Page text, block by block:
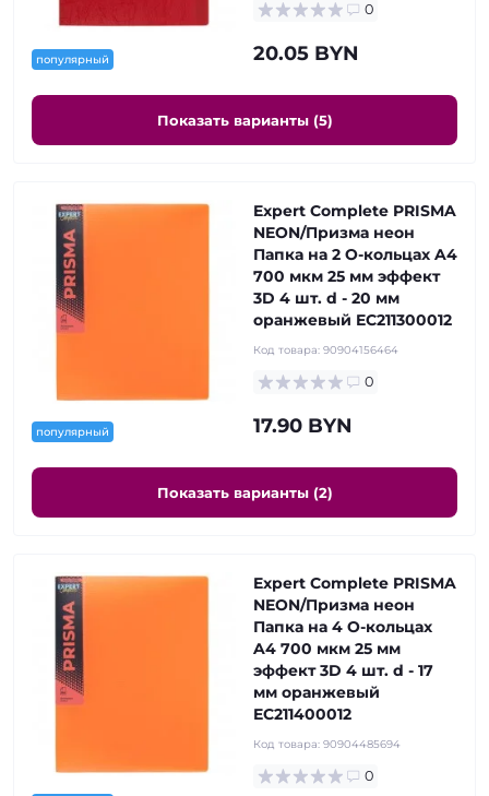
популярный
0
20.05 BYN
Показать варианты (5)
популярный
Expert Complete PRISMA
NEON/Призма неон
Папка на 2 О-кольцах A4
700 мкм 25 мм эффект
3D 4 шт. d - 20 мм
оранжевый EC211300012
Код товара: 90904156464
0
17.90 BYN
Показать варианты (2)
Expert Complete PRISMA
NEON/Призма неон
Папка на 4 О-кольцах
A4 700 мкм 25 мм
эффект 3D 4 шт. d - 17
мм оранжевый
EC211400012
Код товара: 90904485694
0